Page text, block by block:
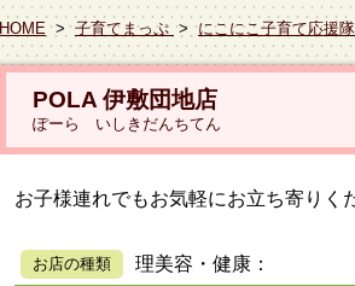
HOME > 子育てまっぷ >にこにこ子育て応援隊
POLA 伊敷団地店
ぽーら いしきだんちてん
お子様連れでもお気軽にお立ち寄りく
お店の種類 理美容・健康：